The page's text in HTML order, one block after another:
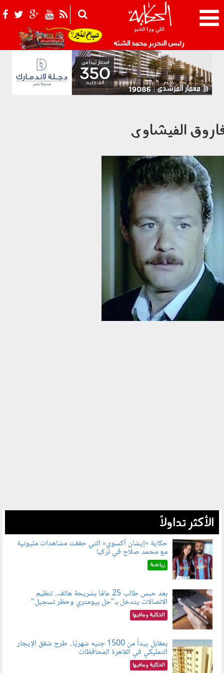
رئيس التحرير محمد الشبّه 021_2.png
الفيشاوى
الأكثر تداولاً
080802.jpg
حكاية «إيشان أكسوي» التي حققت مشاهدات مليونية
مع محمد صلاح في تركيا
رياضة
080803.jpg
بعد حبس طالب 25 عامًا بشريحة هاتف.. تنظيم
الاتصالات يتدخل بـ"حل بيومتري وحظر تسجيل"
الحكاية ومافيها
080801.jpg
بمقابل يبدأ من 1500 جنيه شهريًا.. طرح شقق الإيجار
التمليكي في القاهرة المحافظات
الحكاية ومافيها